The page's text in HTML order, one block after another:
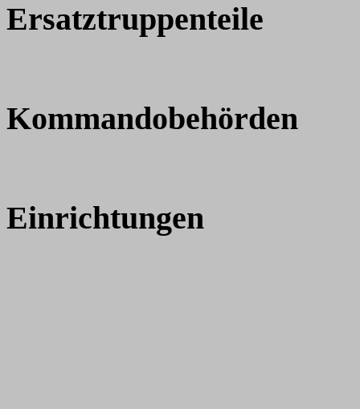
Ersatztruppenteile
Kommandobehörden
Einrichtungen